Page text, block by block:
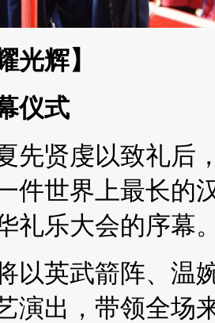
光辉】
仪式
先贤虔以致礼后
件世界上最长的
礼乐大会的序幕
以英武箭阵、温
演出，带领全场